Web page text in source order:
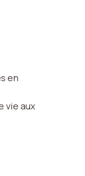
en
vie aux